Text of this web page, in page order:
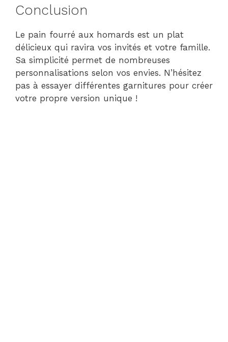
Conclusion
Le pain fourré aux homards est un plat
délicieux qui ravira vos invités et votre famille.
Sa simplicité permet de nombreuses
personnalisations selon vos envies. N’hésitez
pas à essayer différentes garnitures pour créer
votre propre version unique !